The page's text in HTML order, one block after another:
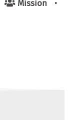
Mis­si­on •